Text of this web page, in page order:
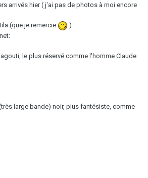
arrivés hier ( j'ai pas de photos à moi encore
(que je remercie
)
le plus réservé comme l'homme Claude
large bande) noir, plus fantésiste, comme